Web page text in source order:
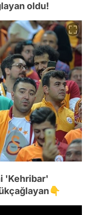
oldu!
'Kehribar'